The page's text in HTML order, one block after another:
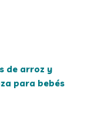
de arroz y
para bebés